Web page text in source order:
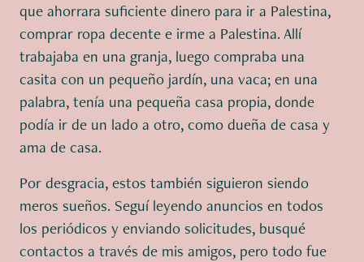
que ahorrara suficiente dinero para ir a Palestina,
comprar ropa decente e irme a Palestina. Allí
trabajaba en una granja, luego compraba una
casita con un pequeño jardín, una vaca; en una
palabra, tenía una pequeña casa propia, donde
podía ir de un lado a otro, como dueña de casa y
ama de casa.
Por desgracia, estos también siguieron siendo
meros sueños. Seguí leyendo anuncios en todos
los periódicos y enviando solicitudes, busqué
contactos a través de mis amigos, pero todo fue